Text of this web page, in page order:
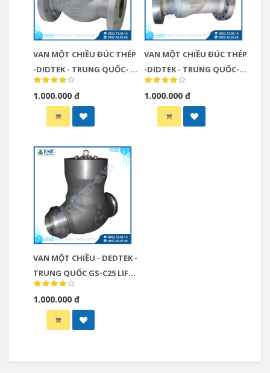
VAN MỘT CHIỀU ĐÚC THÉP
-DIDTEK - TRUNG QUỐC- 3
INCH 2500LB PSB SWING
CHECK VALVE
1.000.000 đ
VAN MỘT CHIỀU ĐÚC THÉP
-DIDTEK - TRUNG QUỐC-
HIGH PRESSURE 3INCH
150ILB CHECK VALVE INOX
1.000.000 đ
VAN MỘT CHIỀU - DEDTEK -
TRUNG QUỐC GS-C25 LIFT
CHECK VAN
1.000.000 đ